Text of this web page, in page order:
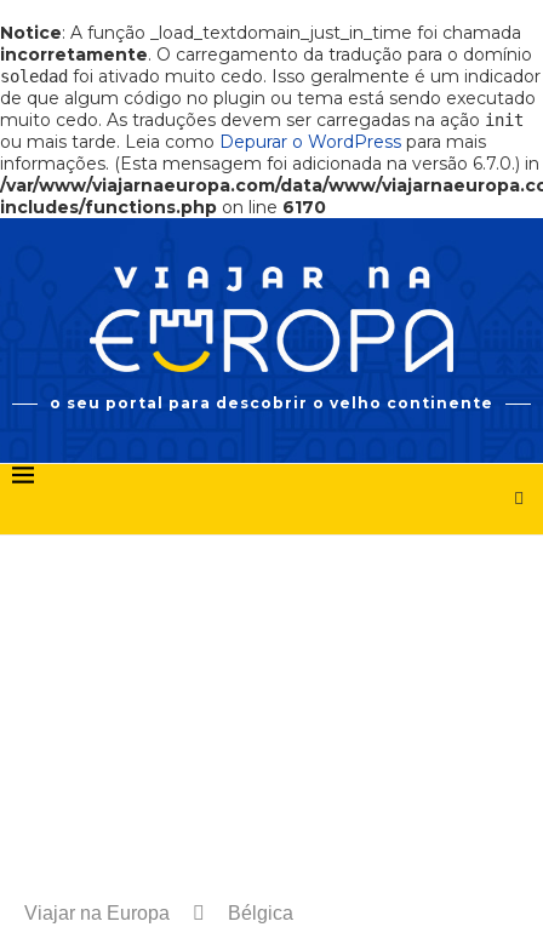
Notice: A função _load_textdomain_just_in_time foi chamada
incorretamente. O carregamento da tradução para o domínio
soledad foi ativado muito cedo. Isso geralmente é um indicador
de que algum código no plugin ou tema está sendo executado
muito cedo. As traduções devem ser carregadas na ação init
ou mais tarde. Leia como Depurar o WordPress para mais
informações. (Esta mensagem foi adicionada na versão 6.7.0.) in
/var/www/viajarnaeuropa.com/data/www/
includes/functions.php on line 6170
o seu portal para descobrir o velho continente
Viajar na Europa Bélgica